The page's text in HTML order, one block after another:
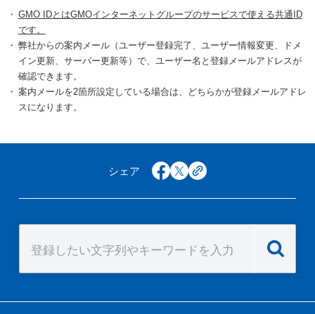
GMO IDとはGMOインターネットグループのサービスで使える共通ID
です。
弊社からの案内メール（ユーザー登録完了、ユーザー情報変更、ドメ
イン更新、サーバー更新等）で、ユーザー名と登録メールアドレスが
確認できます。
案内メールを2箇所設定している場合は、どちらかが登録メールアドレ
スになります。
シェア facebook
x copy